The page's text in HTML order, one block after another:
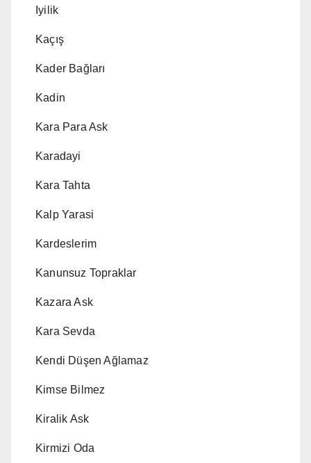
Iyilik
Kaçış
Kader Bağları
Kadin
Kara Para Ask
Karadayi
Kara Tahta
Kalp Yarasi
Kardeslerim
Kanunsuz Topraklar
Kazara Ask
Kara Sevda
Kendi Düşen Ağlamaz
Kimse Bilmez
Kiralik Ask
Kirmizi Oda